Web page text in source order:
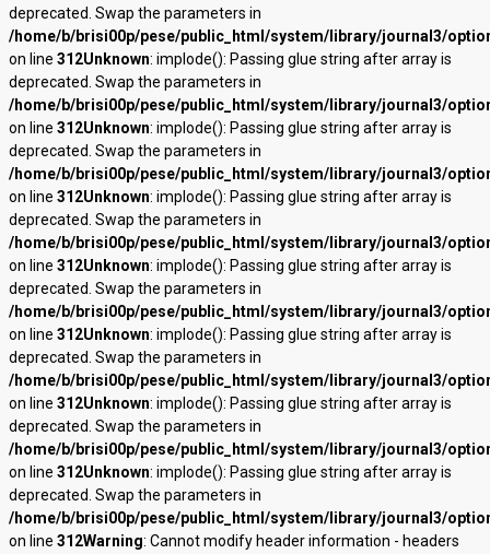
deprecated. Swap the parameters in
/home/b/brisi00p/pese/public_html/system/library/journal3/
on line 312Unknown: implode(): Passing glue string after array is
deprecated. Swap the parameters in
/home/b/brisi00p/pese/public_html/system/library/journal3/
on line 312Unknown: implode(): Passing glue string after array is
deprecated. Swap the parameters in
/home/b/brisi00p/pese/public_html/system/library/journal3/
on line 312Unknown: implode(): Passing glue string after array is
deprecated. Swap the parameters in
/home/b/brisi00p/pese/public_html/system/library/journal3/
on line 312Unknown: implode(): Passing glue string after array is
deprecated. Swap the parameters in
/home/b/brisi00p/pese/public_html/system/library/journal3/
on line 312Unknown: implode(): Passing glue string after array is
deprecated. Swap the parameters in
/home/b/brisi00p/pese/public_html/system/library/journal3/
on line 312Unknown: implode(): Passing glue string after array is
deprecated. Swap the parameters in
/home/b/brisi00p/pese/public_html/system/library/journal3/
on line 312Unknown: implode(): Passing glue string after array is
deprecated. Swap the parameters in
/home/b/brisi00p/pese/public_html/system/library/journal3/
on line 312Warning: Cannot modify header information - headers